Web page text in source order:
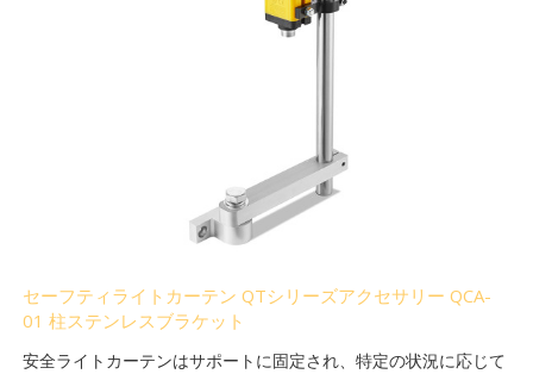
セーフティライトカーテン QTシリーズアクセサリー QCA-
01 柱ステンレスブラケット
安全ライトカーテンはサポートに固定され、特定の状況に応じて